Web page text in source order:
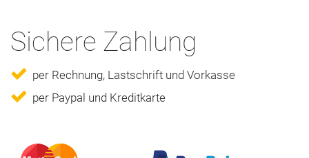
Sichere Zahlung
per Rechnung, Lastschrift und Vorkasse
per Paypal und Kreditkarte